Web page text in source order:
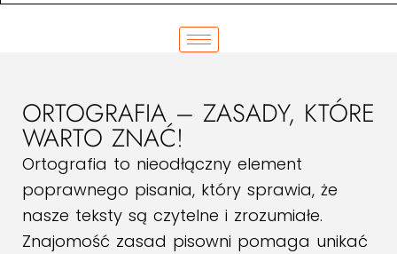
ORTOGRAFIA – ZASADY, KTÓRE
WARTO ZNAĆ!
Ortografia to nieodłączny element
poprawnego pisania, który sprawia, że
nasze teksty są czytelne i zrozumiałe.
Znajomość zasad pisowni pomaga unikać